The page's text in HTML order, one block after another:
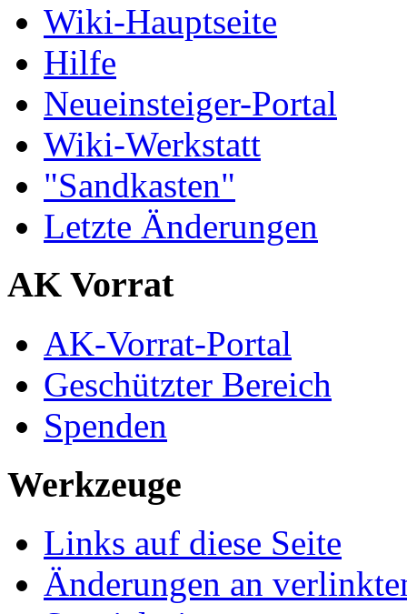
Wiki-Hauptseite
Hilfe
Neueinsteiger-Portal
Wiki-Werkstatt
"Sandkasten"
Letzte Änderungen
AK Vorrat
AK-Vorrat-Portal
Geschützter Bereich
Spenden
Werkzeuge
Links auf diese Seite
Änderungen an